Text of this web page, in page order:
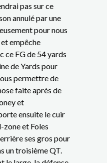
pas sur ce
annulé par une
pour nous
empêche
ce FG de 54 yards
de Yards pour
permettre de
faite après de
et
ensuite le cuir
zone et Foles
ses gros pour
un troisième QT.